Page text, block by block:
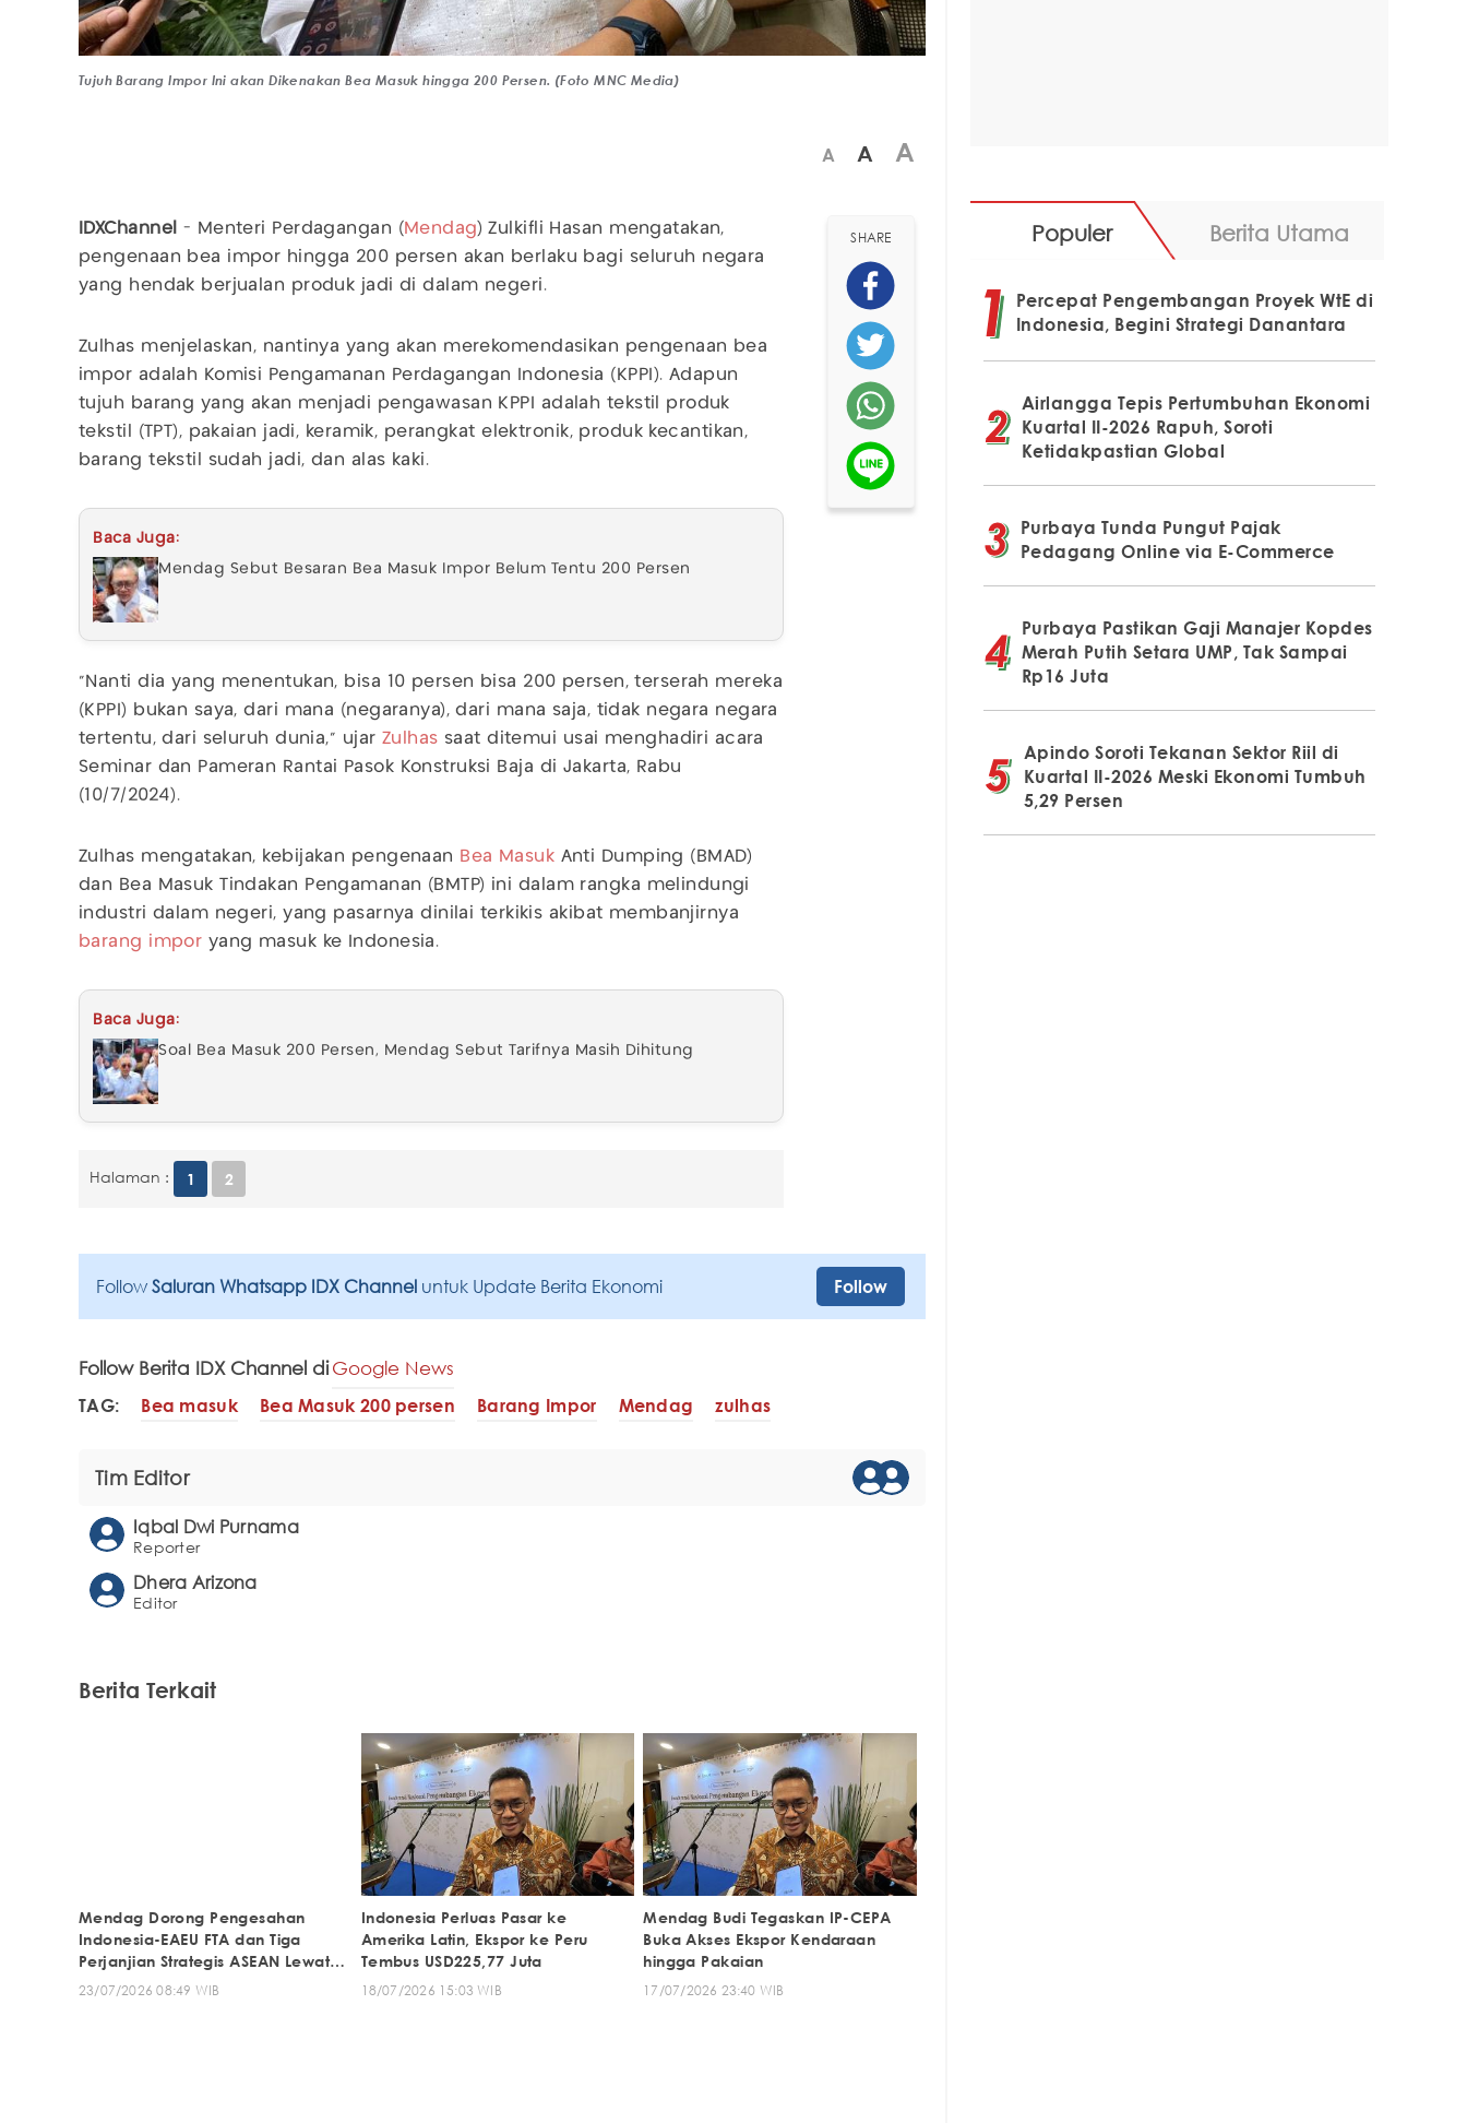
Tujuh Barang Impor Ini akan Dikenakan Bea Masuk hingga 200 Persen. (Foto MNC Media)
A A A
IDXChannel - Menteri Perdagangan ( Mendag) Zulkifli Hasan mengatakan,
pengenaan bea impor hingga 200 persen akan berlaku bagi seluruh negara
yang hendak berjualan produk jadi di dalam negeri.
Zulhas menjelaskan, nantinya yang akan merekomendasikan pengenaan bea
impor adalah Komisi Pengamanan Perdagangan Indonesia (KPPI). Adapun
tujuh barang yang akan menjadi pengawasan KPPI adalah tekstil produk
tekstil (TPT), pakaian jadi, keramik, perangkat elektronik, produk kecantikan,
barang tekstil sudah jadi, dan alas kaki.
Baca Juga:
Mendag Sebut Besaran Bea Masuk Impor Belum Tentu 200 Persen
"Nanti dia yang menentukan, bisa 10 persen bisa 200 persen, terserah mereka
(KPPI) bukan saya, dari mana (negaranya), dari mana saja, tidak negara negara
tertentu, dari seluruh dunia," ujar Zulhas saat ditemui usai menghadiri acara
Seminar dan Pameran Rantai Pasok Konstruksi Baja di Jakarta, Rabu
(10/7/2024).
Zulhas mengatakan, kebijakan pengenaan Bea Masuk Anti Dumping (BMAD)
dan Bea Masuk Tindakan Pengamanan (BMTP) ini dalam rangka melindungi
industri dalam negeri, yang pasarnya dinilai terkikis akibat membanjirnya
barang impor yang masuk ke Indonesia.
Baca Juga:
Soal Bea Masuk 200 Persen, Mendag Sebut Tarifnya Masih Dihitung
Halaman : 1 2
SHARE
Follow Saluran Whatsapp IDX Channel untuk Update Berita Ekonomi Follow
Follow Berita IDX Channel diGoogle News
TAG: Bea masuk Bea Masuk 200 persen Barang Impor Mendag zulhas
Tim Editor
Iqbal Dwi Purnama
Reporter
Dhera Arizona
Editor
Berita Terkait
Mendag Dorong Pengesahan
Indonesia-EAEU FTA dan Tiga
Perjanjian Strategis ASEAN Lewat
Perpres
23/07/2026 08:49 WIB
Indonesia Perluas Pasar ke
Amerika Latin, Ekspor ke Peru
Tembus USD225,77 Juta
18/07/2026 15:03 WIB
Mendag Budi Tegaskan IP-CEPA
Buka Akses Ekspor Kendaraan
hingga Pakaian
17/07/2026 23:40 WIB
Populer Berita Utama
Percepat Pengembangan Proyek WtE di
Indonesia, Begini Strategi Danantara
Airlangga Tepis Pertumbuhan Ekonomi
Kuartal II-2026 Rapuh, Soroti
Ketidakpastian Global
Purbaya Tunda Pungut Pajak
Pedagang Online via E-Commerce
Purbaya Pastikan Gaji Manajer Kopdes
Merah Putih Setara UMP, Tak Sampai
Rp16 Juta
Apindo Soroti Tekanan Sektor Riil di
Kuartal II-2026 Meski Ekonomi Tumbuh
5,29 Persen